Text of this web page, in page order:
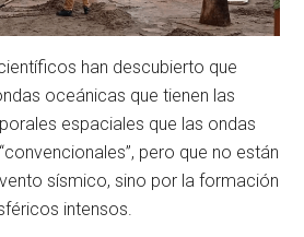
han descubierto que
oceánicas que tienen las
espaciales que las ondas
pero que no están
sísmico, sino por la formación
intensos.